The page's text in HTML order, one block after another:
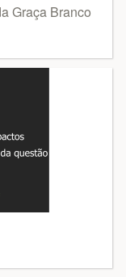
Graça Branco